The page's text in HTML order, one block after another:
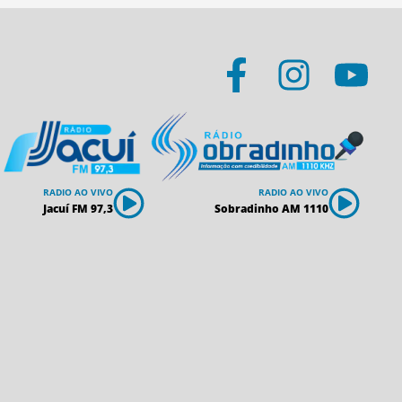
RADIO AO VIVO
Jacuí FM 97,3
RADIO AO VIVO
Sobradinho AM 1110